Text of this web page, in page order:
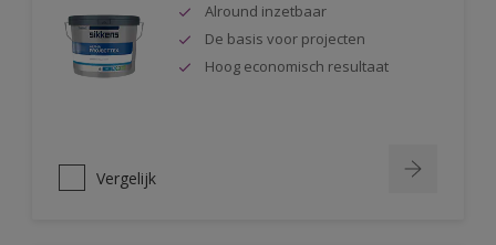
Alround inzetbaar
De basis voor projecten
Hoog economisch resultaat
Vergelijk